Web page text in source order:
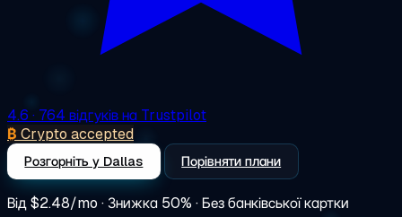
4.6 · 764 відгуків на Trustpilot
₿ Crypto accepted
Розгорніть у Dallas Порівняти плани
Від$2.48/mo · Знижка 50% · Без банківської картки